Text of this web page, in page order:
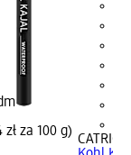
zł za 100 g)
CATRICE